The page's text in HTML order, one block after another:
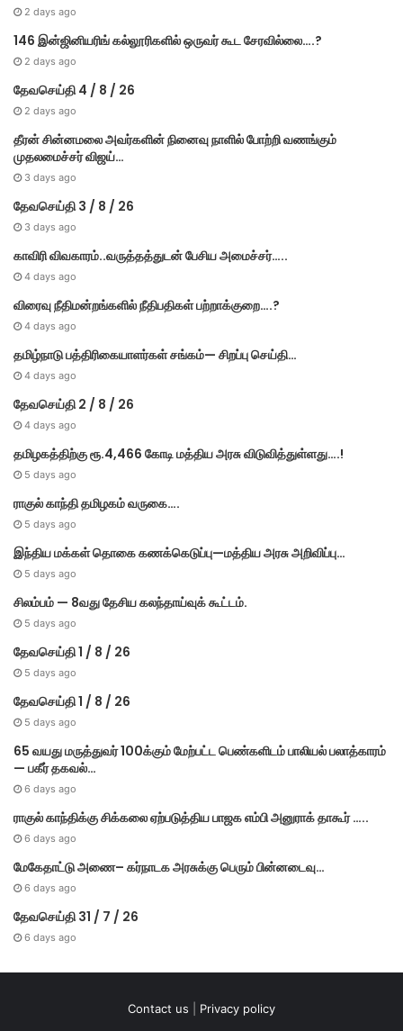
2 days ago
146 இன்ஜினியரிங் கல்லூரிகளில் ஒருவர் கூட சேரவில்லை….?
2 days ago
தேவசெய்தி 4 / 8 / 26
2 days ago
தீரன் சின்னமலை அவர்களின் நினைவு நாளில் போற்றி வணங்கும்
முதலமைச்சர் விஜய்…
3 days ago
தேவசெய்தி 3 / 8 / 26
3 days ago
காவிரி விவகாரம்..வருத்தத்துடன் பேசிய அமைச்சர்…..
4 days ago
விரைவு நீதிமன்றங்களில் நீதிபதிகள் பற்றாக்குறை….?
4 days ago
தமிழ்நாடு பத்திரிகையாளர்கள் சங்கம்— சிறப்பு செய்தி…
4 days ago
தேவசெய்தி 2 / 8 / 26
4 days ago
தமிழகத்திற்கு ரூ.4,466 கோடி மத்திய அரசு விடுவித்துள்ளது….!
5 days ago
ராகுல் காந்தி தமிழகம் வருகை….
5 days ago
இந்திய மக்கள் தொகை கணக்கெடுப்பு—மத்திய அரசு அறிவிப்பு…
5 days ago
சிலம்பம் — 8வது தேசிய கலந்தாய்வுக் கூட்டம்.
5 days ago
தேவசெய்தி 1 / 8 / 26
5 days ago
தேவசெய்தி 1 / 8 / 26
5 days ago
65 வயது மருத்துவர் 100க்கும் மேற்பட்ட பெண்களிடம் பாலியல் பலாத்காரம்
— பகீர் தகவல்…
6 days ago
ராகுல் காந்திக்கு சிக்கலை ஏற்படுத்திய பாஜக எம்பி அனுராக் தாகூர் …..
6 days ago
மேகே​தாட்டு அணை– கர்​நாடக அரசுக்கு பெரும் பின்​னடைவு…
6 days ago
தேவசெய்தி 31 / 7 / 26
6 days ago
Contact us Privacy policy